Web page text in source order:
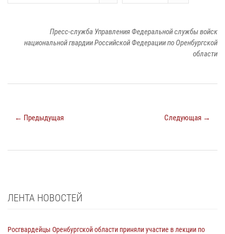
Пресс-служба Управления Федеральной службы войск
национальной гвардии Российской Федерации по Оренбургской
области
← Предыдущая Следующая →
ЛЕНТА НОВОСТЕЙ
Росгвардейцы Оренбургской области приняли участие в лекции по